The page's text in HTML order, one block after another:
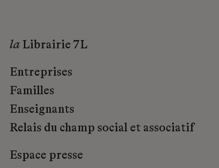
la Librairie 7L
Entreprises
Familles
Enseignants
Relais du champ social et associatif
Espace presse